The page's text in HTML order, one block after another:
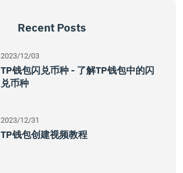
Recent Posts
2023/12/03
TP钱包闪兑币种 - 了解TP钱包中的闪
兑币种
2023/12/31
TP钱包创建视频教程